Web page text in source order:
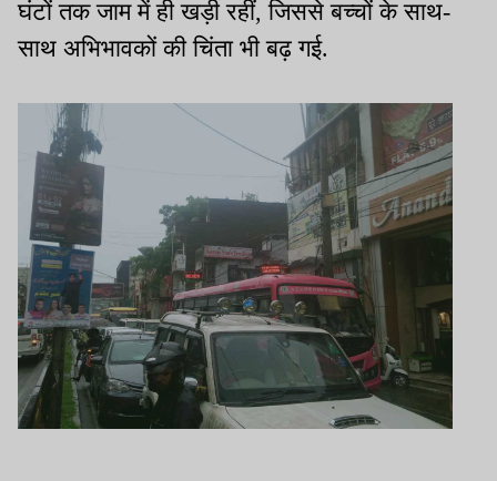
घंटों तक जाम में ही खड़ी रहीं,जिससे बच्चों के साथ-
साथ अभिभावकों की चिंता भी बढ़ गई.